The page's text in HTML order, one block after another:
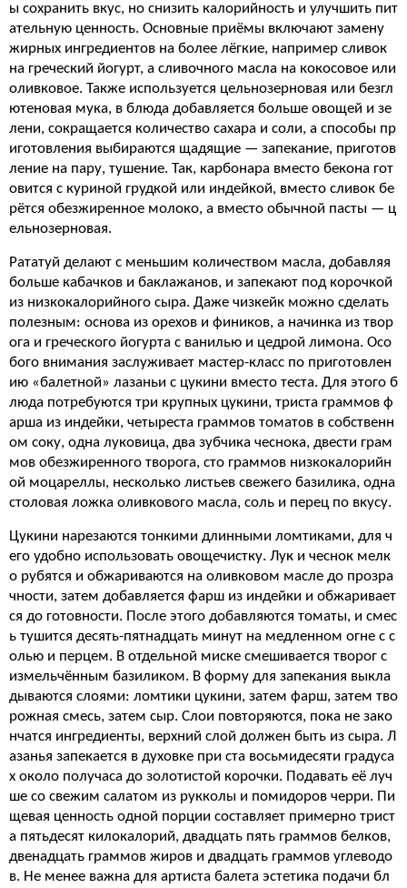
ы сохранить вкус, но снизить калорийность и улучшить пит
ательную ценность. Основные приёмы включают замену
жирных ингредиентов на более лёгкие, например сливок
на греческий йогурт, а сливочного масла на кокосовое или
оливковое. Также используется цельнозерновая или безгл
ютеновая мука, в блюда добавляется больше овощей и зе
лени, сокращается количество сахара и соли, а способы пр
иготовления выбираются щадящие — запекание, приготов
ление на пару, тушение. Так, карбонара вместо бекона гот
овится с куриной грудкой или индейкой, вместо сливок бе
рётся обезжиренное молоко, а вместо обычной пасты — ц
ельнозерновая.
Рататуй делают с меньшим количеством масла, добавляя
больше кабачков и баклажанов, и запекают под корочкой
из низкокалорийного сыра. Даже чизкейк можно сделать
полезным: основа из орехов и фиников, а начинка из твор
ога и греческого йогурта с ванилью и цедрой лимона. Осо
бого внимания заслуживает мастер-класс по приготовлен
ию «балетной» лазаньи с цукини вместо теста. Для этого б
люда потребуются три крупных цукини, триста граммов ф
арша из индейки, четыреста граммов томатов в собственн
ом соку, одна луковица, два зубчика чеснока, двести грам
мов обезжиренного творога, сто граммов низкокалорийн
ой моцареллы, несколько листьев свежего базилика, одна
столовая ложка оливкового масла, соль и перец по вкусу.
Цукини нарезаются тонкими длинными ломтиками, для ч
его удобно использовать овощечистку. Лук и чеснок мелк
о рубятся и обжариваются на оливковом масле до прозра
чности, затем добавляется фарш из индейки и обжаривает
ся до готовности. После этого добавляются томаты, и смес
ь тушится десять-пятнадцать минут на медленном огне с с
олью и перцем. В отдельной миске смешивается творог с
измельчённым базиликом. В форму для запекания выкла
дываются слоями: ломтики цукини, затем фарш, затем тво
рожная смесь, затем сыр. Слои повторяются, пока не зако
нчатся ингредиенты, верхний слой должен быть из сыра. Л
азанья запекается в духовке при ста восьмидесяти градуса
х около получаса до золотистой корочки. Подавать её луч
ше со свежим салатом из рукколы и помидоров черри. Пи
щевая ценность одной порции составляет примерно трист
а пятьдесят килокалорий, двадцать пять граммов белков,
двенадцать граммов жиров и двадцать граммов углеводо
в. Не менее важна для артиста балета эстетика подачи бл